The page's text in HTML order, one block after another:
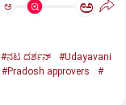
ಅ ಅ
#ನಟ ದರ್ಶನ್‌
#Udayavani
#Pradosh approvers
#